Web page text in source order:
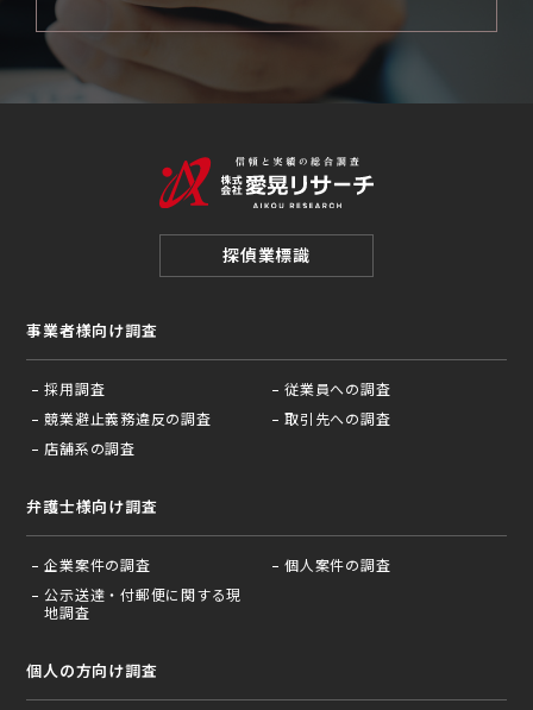
探偵業標識
事業者様向け調査
採用調査
従業員への調査
競業避止義務違反の調査
取引先への調査
店舗系の調査
弁護士様向け調査
企業案件の調査
個人案件の調査
公示送達・付郵便に関する現
地調査
個人の方向け調査